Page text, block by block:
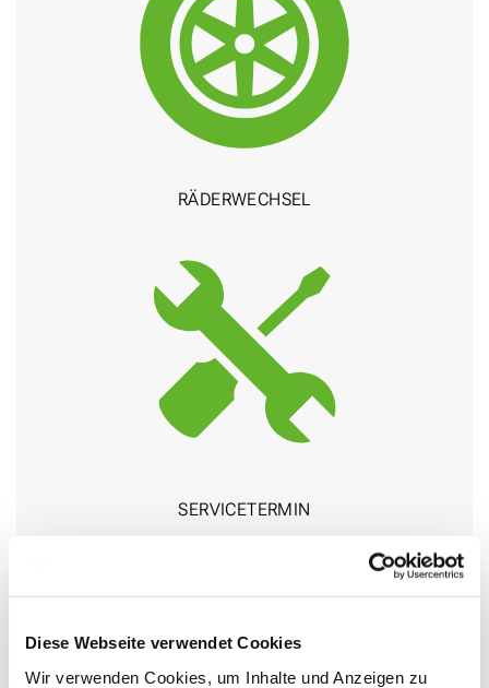
Diese Webseite verwendet Cookies
Wir verwenden Cookies, um Inhalte und Anzeigen zu
RÄDER­WECHSEL
SERVICE­TERMIN
ŠKODA Zentrum